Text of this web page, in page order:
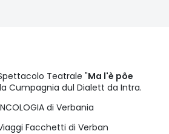
Teatrale "Ma l'è pôe
Cumpagnia dul Dialett da Intra.
di Verbania
Facchetti di Verban